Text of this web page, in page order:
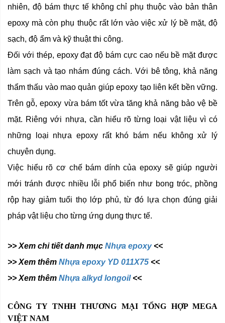
nhiên, độ bám thực tế không chỉ phụ thuộc vào bản thân
epoxy mà còn phụ thuộc rất lớn vào việc xử lý bề mặt, độ
sạch, độ ẩm và kỹ thuật thi công.
Đối với thép, epoxy đạt độ bám cực cao nếu bề mặt được
làm sạch và tạo nhám đúng cách. Với bê tông, khả năng
thẩm thấu vào mao quản giúp epoxy tạo liên kết bền vững.
Trên gỗ, epoxy vừa bám tốt vừa tăng khả năng bảo vệ bề
mặt. Riêng với nhựa, cần hiểu rõ từng loại vật liệu vì có
những loại nhựa epoxy rất khó bám nếu không xử lý
chuyên dụng.
Việc hiểu rõ cơ chế bám dính của epoxy sẽ giúp người
mới tránh được nhiều lỗi phổ biến như bong tróc, phồng
rộp hay giảm tuổi thọ lớp phủ, từ đó lựa chọn đúng giải
pháp vật liệu cho từng ứng dụng thực tế.
>> Xem chi tiết danh mục Nhựa epoxy<<
>> Xem thêm Nhựa epoxy YD 011X75 <<
>> Xem thêm Nhựa alkyd longoil<<
CÔNG TY TNHH THƯƠNG MẠI TỔNG HỢP MEGA
VIỆT NAM